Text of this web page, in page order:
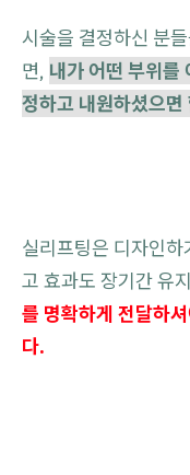
시술을 결정하신 분
면, 내가 어떤 부위를
정하고 내원하셨으면
실리프팅은 디자인
고 효과도 장기간 유
를 명확하게 전달하
다.